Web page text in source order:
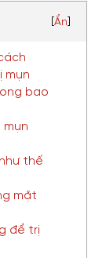
Ẩn
mụn
bao
thế
mặt
để trị